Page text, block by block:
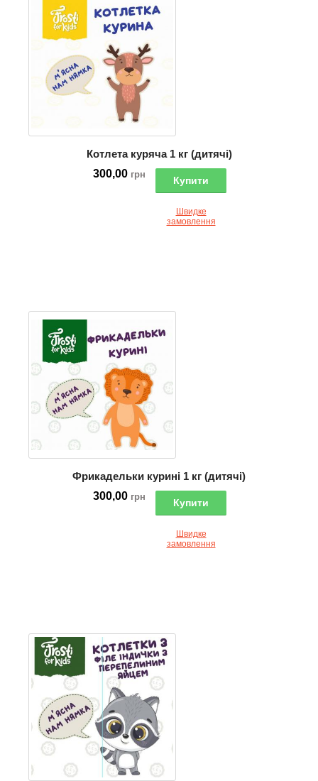
Котлета куряча 1 кг (дитячі)
300,00 грн
Купити
Швидке
замовлення
Фрикадельки курині 1 кг (дитячі)
300,00 грн
Купити
Швидке
замовлення